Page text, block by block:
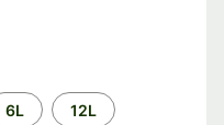
6L 12L